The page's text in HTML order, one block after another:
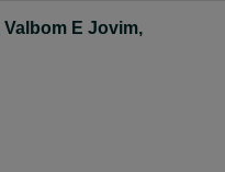
E Jovim,